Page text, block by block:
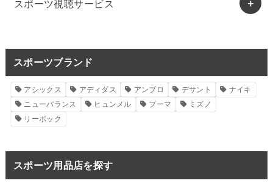
スポーツ視聴サービス
スポーツブランド
アシックス アディダス アンブロ デサント
ナイキ
ニューバランス
ヒュンメル プーマ
ミズノ
リーボック
スポーツ用品店を探す